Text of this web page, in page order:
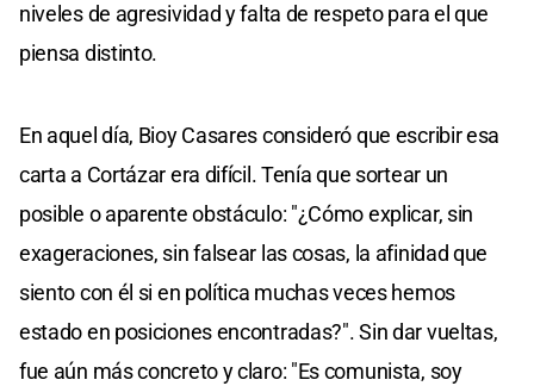
niveles de agresividad y falta de respeto para el que
piensa distinto.
En aquel día, Bioy Casares consideró que escribir esa
carta a Cortázar era difícil. Tenía que sortear un
posible o aparente obstáculo: "¿Cómo explicar, sin
exageraciones, sin falsear las cosas, la afinidad que
siento con él si en política muchas veces hemos
estado en posiciones encontradas?". Sin dar vueltas,
fue aún más concreto y claro: "Es comunista, soy